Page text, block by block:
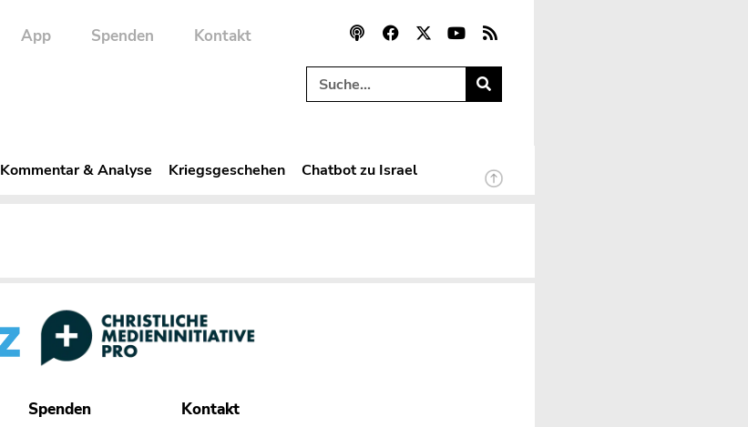
App Spenden Kontakt
Kommentar & Analyse Kriegsgeschehen Chatbot zu Israel
Spenden
Kontakt